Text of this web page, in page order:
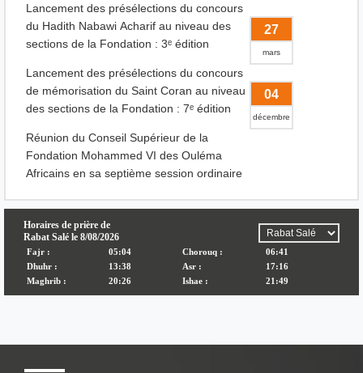
Lancement des présélections du concours
du Hadith Nabawi Acharif au niveau des
sections de la Fondation : 3ᵉ édition
27
mars
Lancement des présélections du concours
de mémorisation du Saint Coran au niveau
des sections de la Fondation : 7ᵉ édition
04
décembre
Réunion du Conseil Supérieur de la
Fondation Mohammed VI des Ouléma
Africains en sa septième session ordinaire